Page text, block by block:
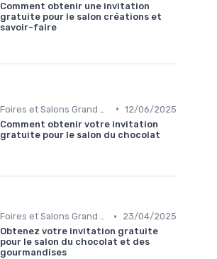
Comment obtenir une invitation
gratuite pour le salon créations et
savoir-faire
• 12/06/2025
Comment obtenir votre invitation
gratuite pour le salon du chocolat
Foires et Salons Grand Public •
23/04/2025
Obtenez votre invitation gratuite
pour le salon du chocolat et des
gourmandises